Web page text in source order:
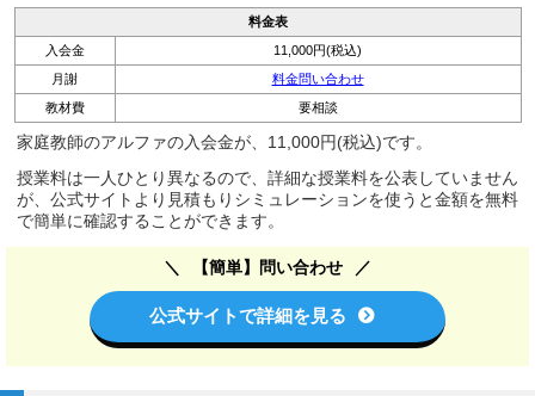
料金表
入会金
11,000円(税込)
月謝
料金問い合わせ
教材費
要相談
家庭教師のアルファの入会金が、11,000円(税込)です。
授業料は一人ひとり異なるので、詳細な授業料を公表していません
が、公式サイトより見積もりシミュレーションを使うと金額を無料
で簡単に確認することができます。
【簡単】問い合わせ
公式サイトで詳細を見る